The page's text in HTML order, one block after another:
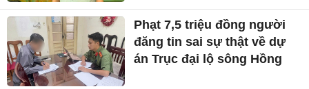
Phạt 7,5 triệu đồng người
đăng tin sai sự thật về dự
án Trục đại lộ sông Hồng